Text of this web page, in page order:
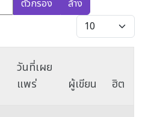
ตัวกรอง
ล้าง
แสดง #
วันที่เผย
แพร่
ผู้เขียน ฮิต